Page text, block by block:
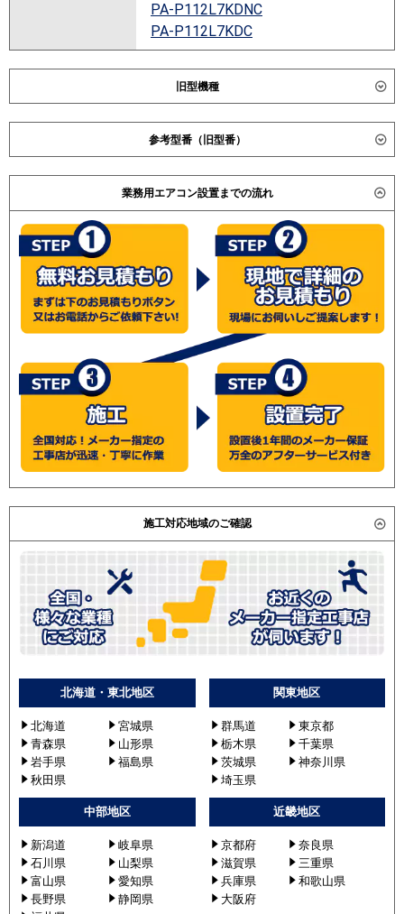
PA-P112L7KDNC
PA-P112L7KDC
旧型機種
ダイキン
SZRG112BCND
SZRG112BJND
SZRG112BJD
SZRG112BFND
SZRG112BFD
SZRG112BYND
SZRG112BYD
SDRG112BND
SDRG112BD
AWEB11237M
AWEB11237X
AWEB11257M
AWEB11257X
RWSB11233M
RWSB11233X
AWHB11254M
AWHB11254X
RWHB11231M
AWSB11257M
RWHB11231X
AWSB11257X
AWHB11254M-R
AWHB11254X-R
RWHB11231MU
RWSB11233MU
RWSB11233XU
RWSB11234XU
RWSB11233MUB
RWSB11234MUB
RWHB11231XU
三菱電機
PLZX-ERMP112LV
PLZX-ERMP112LEV
PLZX-ERMP112LY
PLZX-ERMP112LEY
参考型番（旧型番）
ダイキン SZRG112BAD / SZRG112BD / SZYG112CBD /
SZYG112CBND / 三菱重工 FDTWVP1124HPAG4AG /
FDTWVP1124HPAG4AG / 日立 RCID-GP112RSHP /
RCID-AP112HNP5 / RCID-AP112SHP2 / 三菱電機
PLZX-ERMP112LK / PLZX-ERP112LH / PLZX-
ERP112LEE / PLZX-ERP112LE / PLZX-HRP112LEE /
PLZX-HRP112LE / 東芝 AWSB11256M / AWSB11256A /
AWSB11255A / AWSB11255M / AWHB11252A /
三菱重工 FDTWVP1124HPA4 / 日立 RCID-AP112SHP4 /
RCID-AP112SHP2 / RCID-AP112HNP5 / RCID-
AP112HNP5 / 三菱電機 PLZX-ERP112LD / PLZX-
HRP112LD / 東芝 AWSB11255A / AWSB11255M /
業務用エアコン設置までの流れ
施工対応地域のご確認
北海道・東北地区
北海道
宮城県
青森県
山形県
岩手県
福島県
秋田県
関東地区
群馬道
東京都
栃木県
千葉県
茨城県
神奈川県
埼玉県
中部地区
新潟道
岐阜県
石川県
山梨県
富山県
愛知県
長野県
静岡県
近畿地区
京都府
奈良県
滋賀県
三重県
兵庫県
和歌山県
大阪府